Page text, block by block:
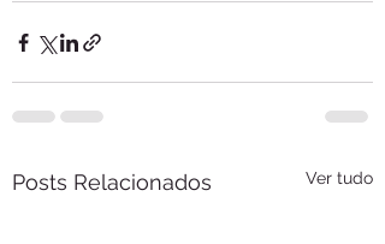
Posts Relacionados Ver tudo